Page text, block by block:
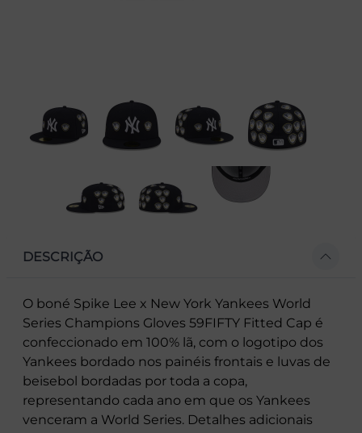
DESCRIÇÃO
O boné Spike Lee x New York Yankees World
Series Champions Gloves 59FIFTY Fitted Cap é
confeccionado em 100% lã, com o logotipo dos
Yankees bordado nos painéis frontais e luvas de
beisebol bordadas por toda a copa,
representando cada ano em que os Yankees
venceram a World Series. Detalhes adicionais